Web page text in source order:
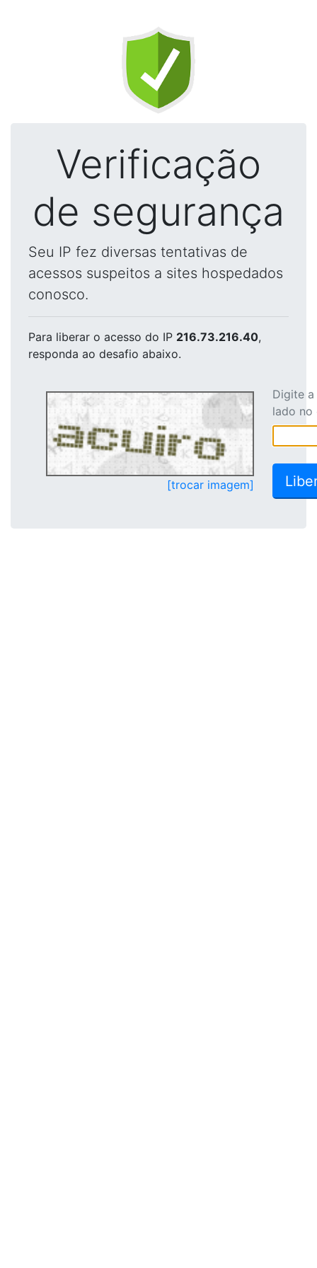
Verificação
de segurança
Seu IP fez diversas tentativas de
acessos suspeitos a sites hospedados
conosco.
Para liberar o acesso do IP 216.73.216.40,
responda ao desafio abaixo.
[trocar imagem]
Digite
lado no